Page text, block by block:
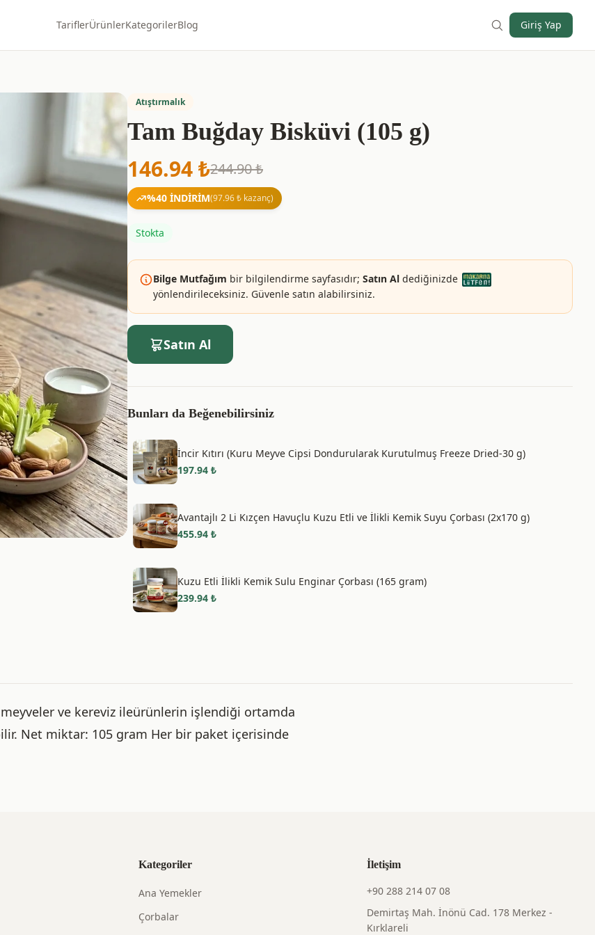
TariflerÜrünlerKategorilerBlog Giriş Yap
Atıştırmalık
Tam Buğday Bisküvi (105 g)
146.94₺244.90₺
%40 İNDİRİM(97.96₺ kazanç)
Stokta
Bilge Mutfağım bir bilgilendirme sayfasıdır; Satın Al dediğinizde
yönlendirileceksiniz. Güvenle satın alabilirsiniz.
Satın Al
Bunları da Beğenebilirsiniz
İncir Kıtırı (Kuru Meyve Cipsi Dondurularak Kurutulmuş Freeze Dried-30 g)
197.94 ₺
Avantajlı 2 Li Kızçen Havuçlu Kuzu Etli ve İlikli Kemik Suyu Çorbası (2x170 g)
455.94 ₺
Kuzu Etli İlikli Kemik Sulu Enginar Çorbası (165 gram)
239.94 ₺
ve kereviz ileürünlerin işlendiği ortamda
Net miktar: 105 gram Her bir paket içerisinde
Kategoriler
Ana Yemekler
Çorbalar
İletişim
+90 288 214 07 08
Demirtaş Mah. İnönü Cad. 178 Merkez -
Kırklareli